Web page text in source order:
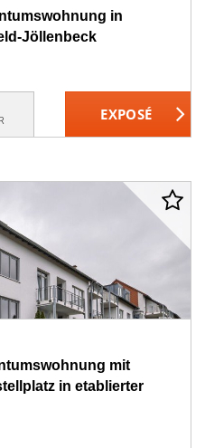
in
Jöllenbeck
mit
in etablierter